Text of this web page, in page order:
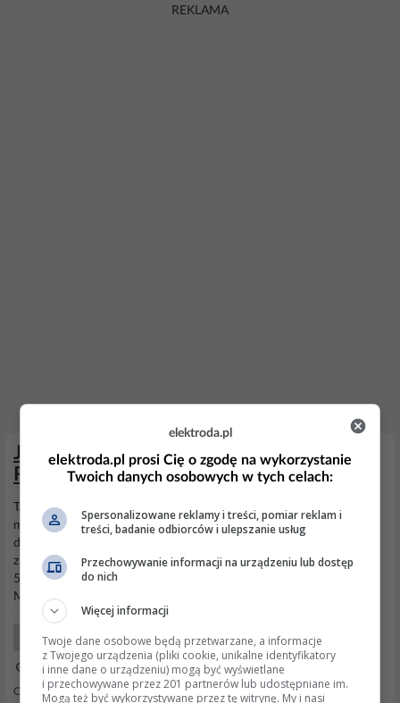
REKLAMA
Jaki subwoofer do wieży Philips MZ-7?
Rekomendacje modeli i mocy
Tak, jak mowił EDISON DIY za 350 zł zrobisz pożądnego suba,
może nawet aktywnego, polecam gdn 20/80 lub stx 22-140-8scx i
do tego
zmieścić) ~trafo do mostka- około 90zł ~płyty 30-40zł ~reszta ok
50zł ~mostek od irka lub z alledrogo ok 70 zł Więc akurat 350zł
Może warto dołożyć z 30-40zł i zrobić...
Audio Domowe Jakie Kupić?
25 Sty 2012 14:36
Odpowiedzi: 112 Wyświetleń: 15503
elektroda.pl
elektroda.pl prosi Cię o zgodę na wykorzystanie
Twoich danych osobowych w tych celach:
Spersonalizowane reklamy i treści, pomiar reklam i
treści, badanie odbiorców i ulepszanie usług
Przechowywanie informacji na urządzeniu lub dostęp
do nich
Więcej informacji
Twoje dane osobowe będą przetwarzane, a informacje
z Twojego urządzenia (pliki cookie, unikalne identyfikatory
i inne dane o urządzeniu) mogą być wyświetlane
i przechowywane przez 201 partnerów lub udostępniane im.
Mogą też być wykorzystywane przez tę witrynę. My i nasi